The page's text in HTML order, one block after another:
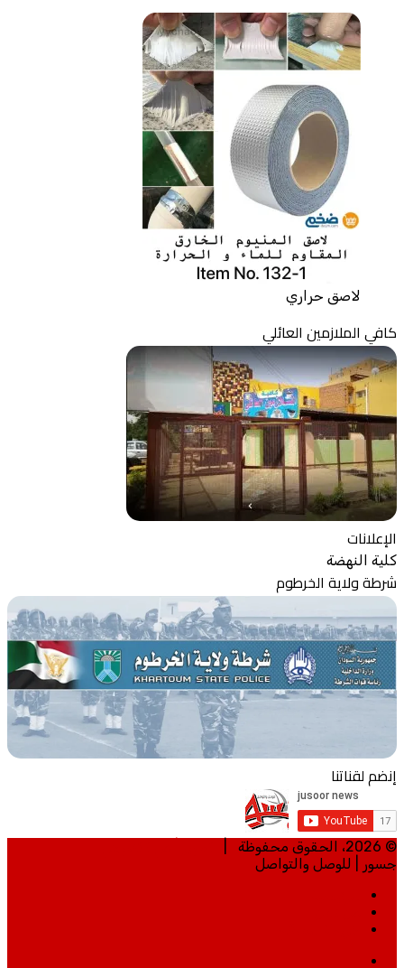
لاصق حراري
كافي الملازمين العائلي
الإعلانات
كلية النهضة
شرطة ولاية الخرطوم
إنضم لقناتنا
© 2026، الحقوق محفوظة |
جسور | للوصل والتواصل